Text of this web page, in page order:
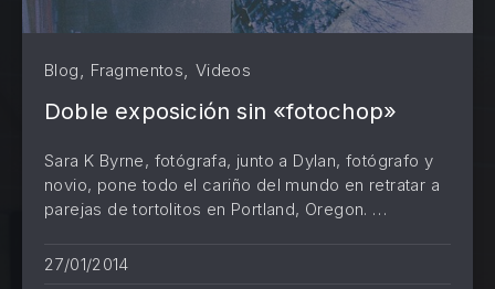
Blog Fragmentos Videos
Doble exposición sin «fotochop»
Sara K Byrne, fotógrafa, junto a Dylan, fotógrafo y
novio, pone todo el cariño del mundo en retratar a
parejas de tortolitos en Portland, Oregon. …
27/01/2014